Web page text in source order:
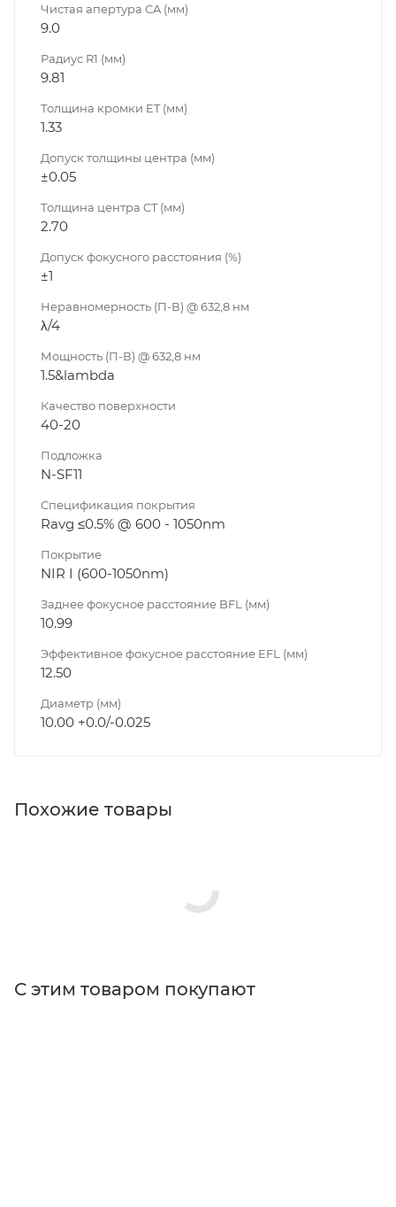
Чистая апертура CA (мм)
9.0
Радиус R1 (мм)
9.81
Толщина кромки ET (мм)
1.33
Допуск толщины центра (мм)
±0.05
Толщина центра CT (мм)
2.70
Допуск фокусного расстояния (%)
±1
Неравномерность (П-В) @ 632,8 нм
λ/4
Мощность (П-В) @ 632,8 нм
1.5&lambda
Качество поверхности
40-20
Подложка
N-SF11
Спецификация покрытия
Ravg ≤0.5% @ 600 - 1050nm
Покрытие
NIR I (600-1050nm)
Заднее фокусное расстояние BFL (мм)
10.99
Эффективное фокусное расстояние EFL (мм)
12.50
Диаметр (мм)
10.00 +0.0/-0.025
Похожие товары
С этим товаром покупают